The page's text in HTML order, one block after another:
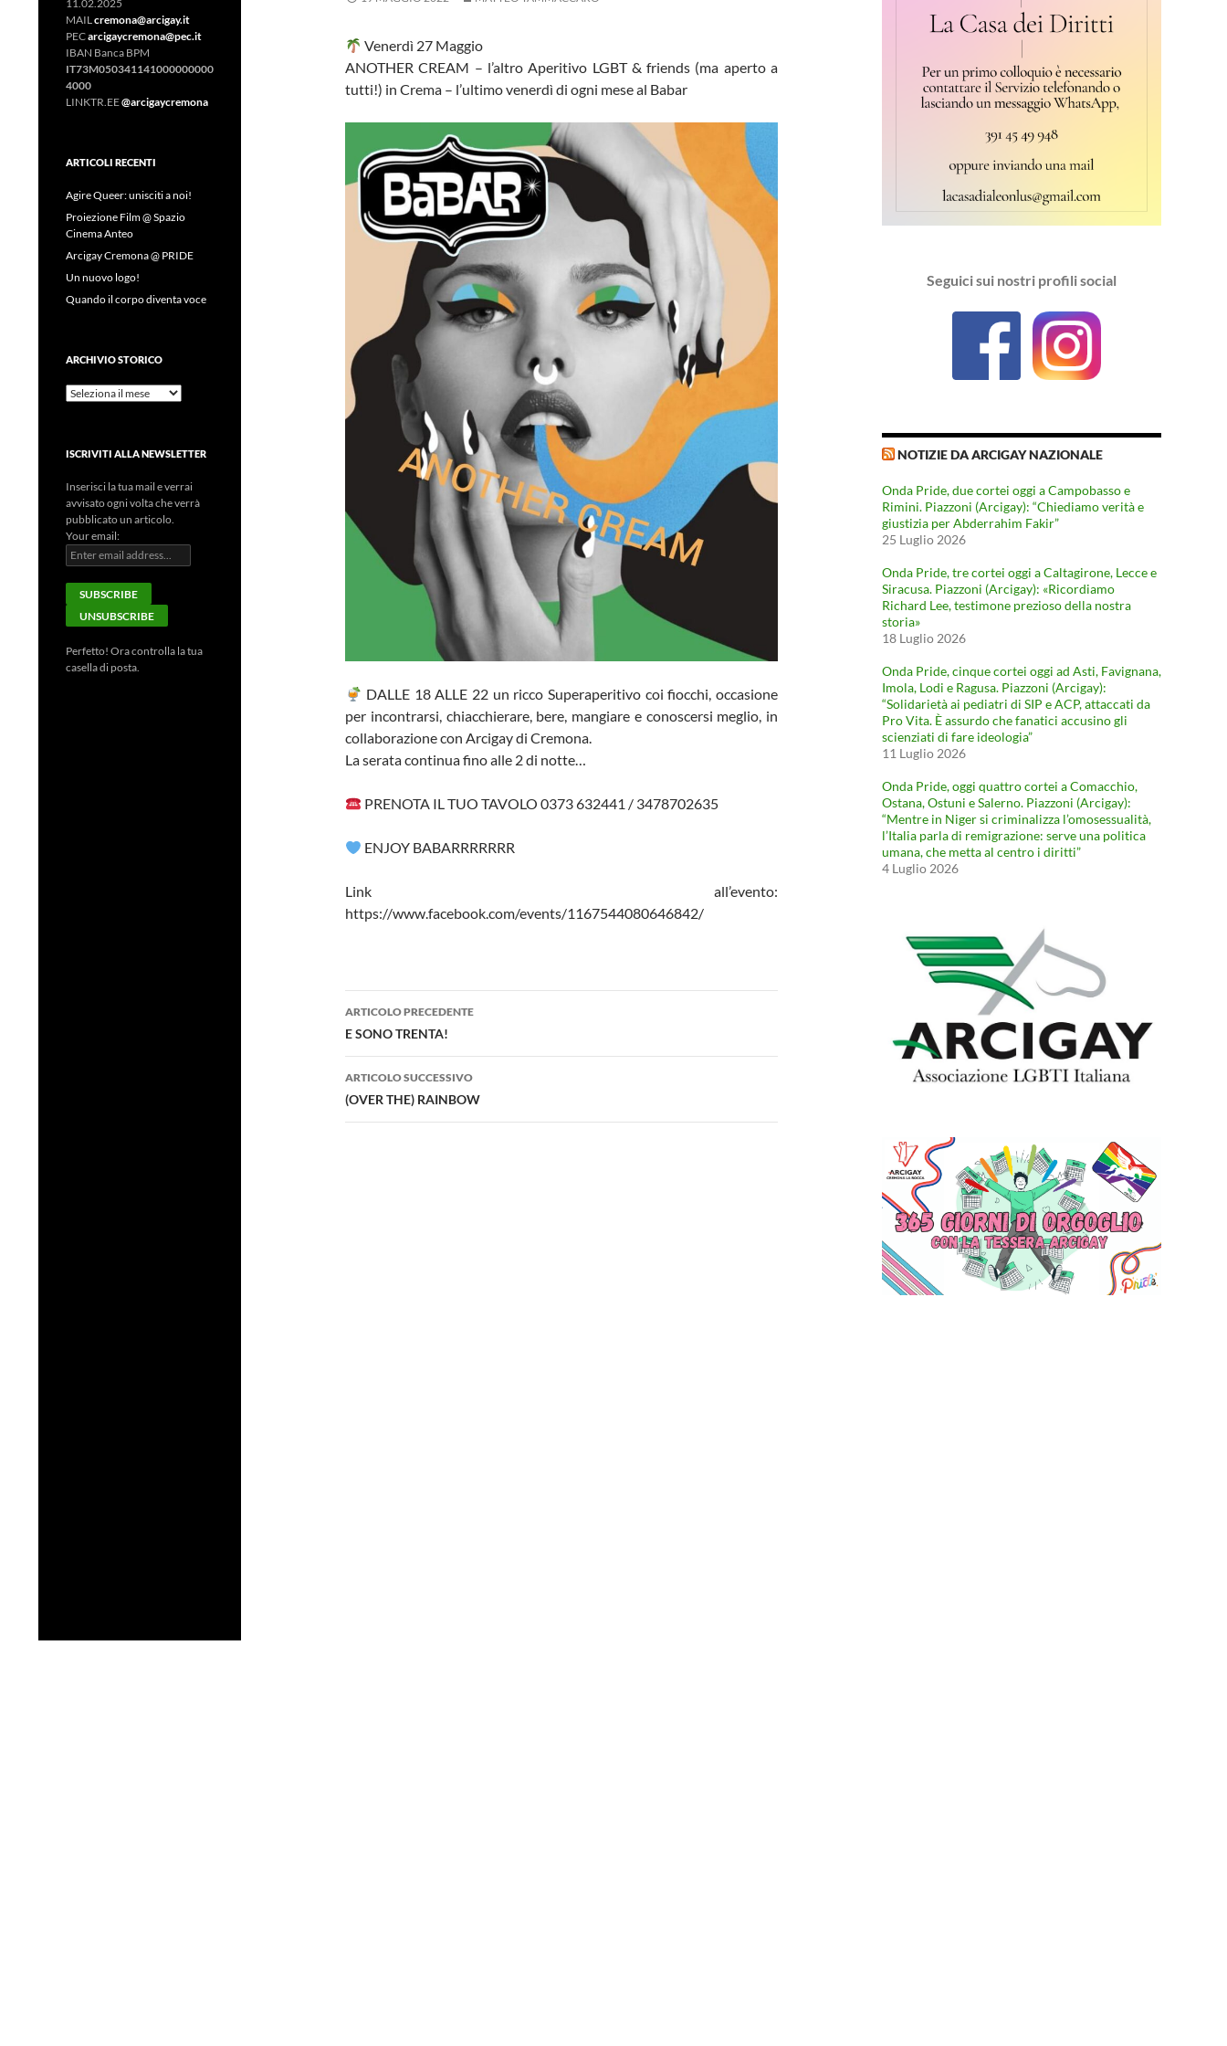
Venerdì 27 Maggio
ANOTHER CREAM – l’altro Aperitivo LGBT & friends (ma aperto a
tutti!) in Crema – l’ultimo venerdì di ogni mese al Babar
DALLE 18 ALLE 22 un ricco Superaperitivo coi fiocchi, occasione
per incontrarsi, chiacchierare, bere, mangiare e conoscersi meglio, in
collaborazione con Arcigay di Cremona.
La serata continua fino alle 2 di notte…
PRENOTA IL TUO TAVOLO 0373 632441 / 3478702635
ENJOY BABARRRRRRR
Link all’evento:
https://www.facebook.com/events/1167544080646842/
Navigazione
articolo
ARTICOLO PRECEDENTE
E SONO TRENTA!
ARTICOLO SUCCESSIVO
(OVER THE) RAINBOW
Seguici sui nostri profili social
NOTIZIE DA ARCIGAY NAZIONALE
Onda Pride, due cortei oggi a Campobasso e
Rimini. Piazzoni (Arcigay): “Chiediamo verità e
giustizia per Abderrahim Fakir”
25 Luglio 2026
Onda Pride, tre cortei oggi a Caltagirone, Lecce e
Siracusa. Piazzoni (Arcigay): «Ricordiamo
Richard Lee, testimone prezioso della nostra
storia»
18 Luglio 2026
Onda Pride, cinque cortei oggi ad Asti, Favignana,
Imola, Lodi e Ragusa. Piazzoni (Arcigay):
“Solidarietà ai pediatri di SIP e ACP, attaccati da
Pro Vita. È assurdo che fanatici accusino gli
scienziati di fare ideologia”
11 Luglio 2026
Onda Pride, oggi quattro cortei a Comacchio,
Ostana, Ostuni e Salerno. Piazzoni (Arcigay):
“Mentre in Niger si criminalizza l’omosessualità,
l’Italia parla di remigrazione: serve una politica
umana, che metta al centro i diritti”
4 Luglio 2026
11.02.2025
MAILcremona@arcigay.it
PECarcigaycremona@pec.it
IBAN Banca BPM
IT73M050341141000000000
4000
LINKTR.EE@arcigaycremona
ARTICOLI RECENTI
Agire Queer: unisciti a noi!
Proiezione Film @ Spazio
Cinema Anteo
Arcigay Cremona @ PRIDE
Un nuovo logo!
Quando il corpo diventa voce
ARCHIVIO STORICO
Archivio
ISCRIVITI ALLA NEWSLETTER
Inserisci la tua mail e verrai
avvisato ogni volta che verrà
pubblicato un articolo.
Your email:
Perfetto! Ora controlla la tua
casella di posta.